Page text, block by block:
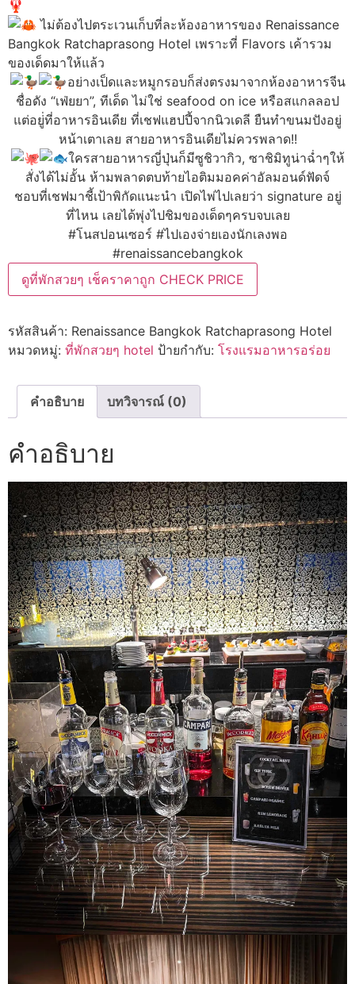
ไม่ต้องไปตระเวนเก็บที่ละห้องอาหารของ Renaissance
Bangkok Ratchaprasong Hotel เพราะที่ Flavors เค้ารวม
ของเด็ดมาให้แล้ว
อย่างเป็ดและหมูกรอบก็ส่งตรงมาจากห้องอาหารจีน
ชื่อดัง “เฟ่ยยา”, ทีเด็ด ไม่ใช่ seafood on ice หรือสแกลลอป
แต่อยู่่ที่อาหารอินเดีย ที่เชฟแฮปปี้จากนิวเดลี ยืนทำขนมปังอยู่
หน้าเตาเลย สายอาหารอินเดียไม่ควรพลาด!!
ใครสายอาหารญี่ปุ่นก็มีซูชิวากิว, ซาชิมิทูน่าฉ่ำๆให้
สั่งได้ไม่อั้น ห้ามพลาดตบท้ายไอติมมอคค่าอัลมอนด์ฟัดจ์
ชอบที่เชฟมาชี้เป้าพิกัดแนะนำ เปิดไพ่ไปเลยว่า signature อยู่
ที่ไหน เลยได้พุ่งไปชิมของเด็ดๆครบจบเลย
#โนสปอนเซอร์ #ไปเองจ่ายเองนักเลงพอ
#renaissancebangkok
ดูที่พักสวยๆ เช็คราคาถูก CHECK PRICE
รหัสสินค้า: Renaissance Bangkok Ratchaprasong Hotel
หมวดหมู่: ที่พักสวยๆ hotel ป้ายกำกับ: โรงแรมอาหารอร่อย
คำอธิบาย บทวิจารณ์ (0)
คำอธิบาย